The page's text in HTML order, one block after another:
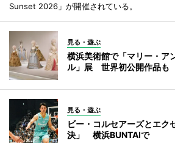
Sunset 2026」が開催されている。
見る・遊ぶ
横浜美術館で「マリー・ア
ル」展 世界初公開作品も
見る・遊ぶ
ビー・コルセアーズとエク
決」 横浜BUNTAIで